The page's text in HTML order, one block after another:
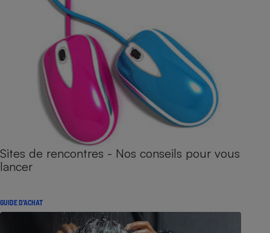
Sites de rencontres - Nos conseils pour vous
lancer
GUIDE D'ACHAT